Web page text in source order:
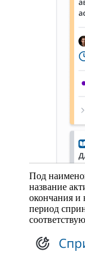
Под
название
окончания и
период